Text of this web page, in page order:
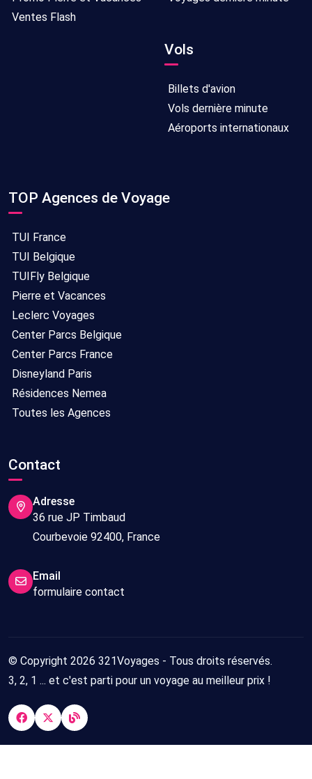
Ventes Flash
Vols
Billets d'avion
Vols dernière minute
Aéroports internationaux
TOP Agences de Voyage
TUI France
TUI Belgique
TUIFly Belgique
Pierre et Vacances
Leclerc Voyages
Center Parcs Belgique
Center Parcs France
Disneyland Paris
Résidences Nemea
Toutes les Agences
Contact
Adresse
36 rue JP Timbaud
Courbevoie 92400, France
Email
formulaire contact
© Copyright 2026 321Voyages - Tous droits réservés.
3, 2, 1 ... et c'est parti pour un voyage au meilleur prix !